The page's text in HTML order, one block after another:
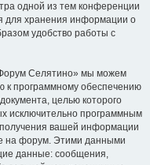
одной из тем конференции
для хранения информации о
удобство работы с
Селятино» мы можем
к программному обеспечению
целью которого
исключительно программным
вашей информации
на форум. Этими данными
данные: сообщения,